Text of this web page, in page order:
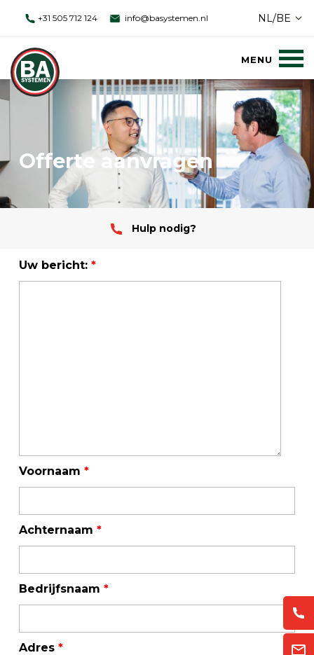
+31 505 712 124 info@basystemen.nl NL/BE
Offerte aanvragen
Hulp nodig?
Uw bericht: *
Voornaam *
Achternaam *
Bedrijfsnaam *
Adres *